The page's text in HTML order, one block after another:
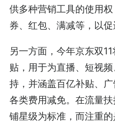
供多种营销工具的使用
券、红包、满减等，以促
另一方面，今年京东双
贴，用于为直播、短视
持，并涵盖百亿补贴、
各类费用减免。在流量
铺星级为标准，而注重